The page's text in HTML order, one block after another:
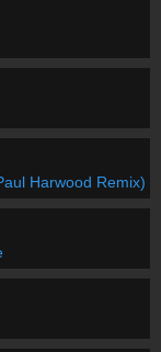
Harwood Remix)